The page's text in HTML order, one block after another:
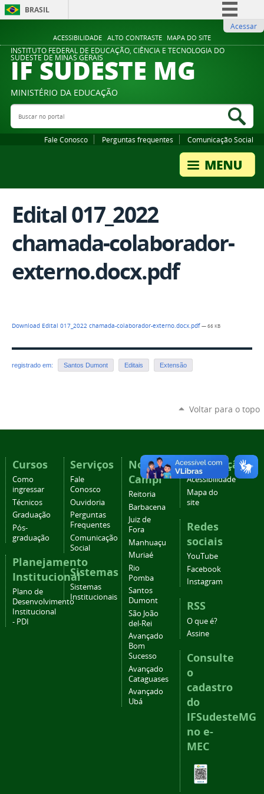
ACESSIBILIDADE ALTO CONTRASTE MAPA DO SITE
BRASIL
Comunica BR
Participe
Legislação
Acessar
INSTITUTO FEDERAL DE EDUCAÇÃO, CIÊNCIA E TECNOLOGIA DO
SUDESTE DE MINAS GERAIS
IF SUDESTE MG
MINISTÉRIO DA EDUCAÇÃO
Buscar no portal
Fale Conosco Perguntas frequentes Comunicação Social
Edital 017_2022
chamada-colaborador-
externo.docx.pdf
Download Edital 017_2022 chamada-colaborador-externo.docx.pdf— 66 KB
registrado em: Santos Dumont Editais Extensão
Voltar para o topo
Cursos
Como
ingressar
Técnicos
Graduação
Pós-
graduação
Planejamento
Institucional
Plano de
Desenvolvimento
Institucional
- PDI
Serviços
Fale
Conosco
Ouvidoria
Perguntas
Frequentes
Comunicação
Social
Sistemas
Sistemas
Institucionais
Nossos
Campi
Reitoria
Barbacena
Juiz de
Fora
Manhuaçu
Muriaé
Rio
Pomba
Santos
Dumont
São João
del-Rei
Avançado
Bom
Sucesso
Avançado
Cataguases
Avançado
Ubá
Navegação
Acessibilidade
Mapa do
site
Redes
sociais
YouTube
Facebook
Instagram
RSS
O que é?
Assine
Consulte
o
cadastro
do
IFSudesteMG
no e-
MEC